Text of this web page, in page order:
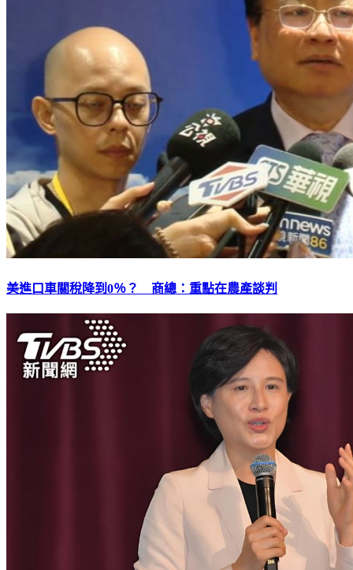
美進口車關稅降到0％？ 商總：重點在農產談判